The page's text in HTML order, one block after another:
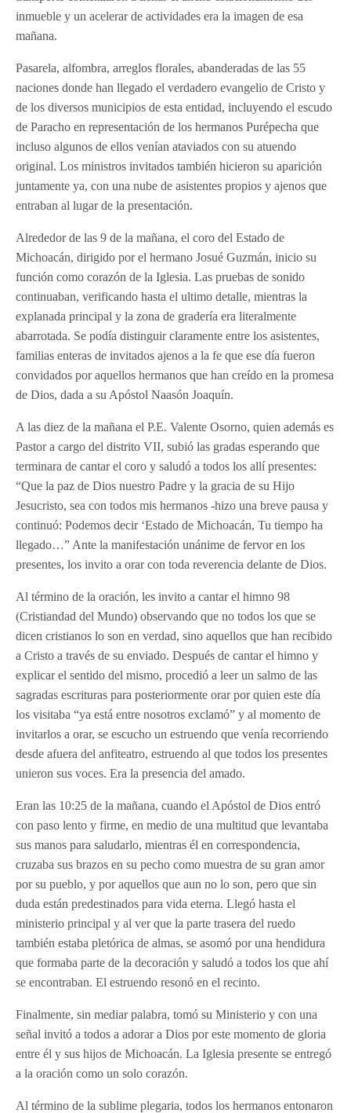
inmueble y un acelerar de actividades era la imagen de esa
mañana.
Pasarela, alfombra, arreglos florales, abanderadas de las 55
naciones donde han llegado el verdadero evangelio de Cristo y
de los diversos municipios de esta entidad, incluyendo el escudo
de Paracho en representación de los hermanos Purépecha que
incluso algunos de ellos venían ataviados con su atuendo
original. Los ministros invitados también hicieron su aparición
juntamente ya, con una nube de asistentes propios y ajenos que
entraban al lugar de la presentación.
Alrededor de las 9 de la mañana, el coro del Estado de
Michoacán, dirigido por el hermano Josué Guzmán, inicio su
función como corazón de la Iglesia. Las pruebas de sonido
continuaban, verificando hasta el ultimo detalle, mientras la
explanada principal y la zona de gradería era literalmente
abarrotada. Se podía distinguir claramente entre los asistentes,
familias enteras de invitados ajenos a la fe que ese día fueron
convidados por aquellos hermanos que han creído en la promesa
de Dios, dada a su Apóstol Naasón Joaquín.
A las diez de la mañana el P.E. Valente Osorno, quien además es
Pastor a cargo del distrito VII, subió las gradas esperando que
terminara de cantar el coro y saludó a todos los allí presentes:
“Que la paz de Dios nuestro Padre y la gracia de su Hijo
Jesucristo, sea con todos mis hermanos -hizo una breve pausa y
continuó: Podemos decir ‘Estado de Michoacán, Tu tiempo ha
llegado…” Ante la manifestación unánime de fervor en los
presentes, los invito a orar con toda reverencia delante de Dios.
Al término de la oración, les invito a cantar el himno 98
(Cristiandad del Mundo) observando que no todos los que se
dicen cristianos lo son en verdad, sino aquellos que han recibido
a Cristo a través de su enviado. Después de cantar el himno y
explicar el sentido del mismo, procedió a leer un salmo de las
sagradas escrituras para posteriormente orar por quien este día
los visitaba “ya está entre nosotros exclamó” y al momento de
invitarlos a orar, se escucho un estruendo que venía recorriendo
desde afuera del anfiteatro, estruendo al que todos los presentes
unieron sus voces. Era la presencia del amado.
Eran las 10:25 de la mañana, cuando el Apóstol de Dios entró
con paso lento y firme, en medio de una multitud que levantaba
sus manos para saludarlo, mientras él en correspondencia,
cruzaba sus brazos en su pecho como muestra de su gran amor
por su pueblo, y por aquellos que aun no lo son, pero que sin
duda están predestinados para vida eterna. Llegó hasta el
ministerio principal y al ver que la parte trasera del ruedo
también estaba pletórica de almas, se asomó por una hendidura
que formaba parte de la decoración y saludó a todos los que ahí
se encontraban. El estruendo resonó en el recinto.
Finalmente, sin mediar palabra, tomó su Ministerio y con una
señal invitó a todos a adorar a Dios por este momento de gloria
entre él y sus hijos de Michoacán. La Iglesia presente se entregó
a la oración como un solo corazón.
Al término de la sublime plegaria, todos los hermanos entonaron